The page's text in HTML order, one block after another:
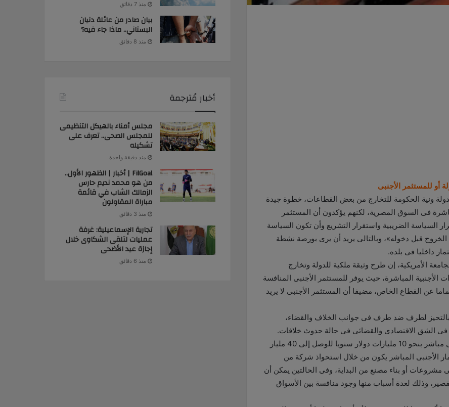
أو للمستثمر الأجنبى
ونية الحكومة للتخارج من بعض القطاعات، خطوة جيدة
فى السوق المصرية، لكنهم يؤكدون أن المستثمر
السياسة الضريبية واستقرار التشريع وأن تكون السياسة
قبل دخوله»، وبالتالى يريد أن يرى بورصة نشطة
داخليا فى بلده.
الأمريكية، إن طرح وثيقة ملكية للدولة وتخارج
المباشرة، حيث يوفر للمستثمر الأجنبى المنافسة
عن القطاع الخاص، مضيفا أن المستثمر الأجنبى لا يريد
لطرف ضد طرف فى جوانب الخلاف والقضاء،
فى الشق الاقتصادى والقضائى فى حالة حدوث خلافات.
وأوضح جنينة، أن الدولة تستهدف جذب استثمارات أجنبى مباشر بنحو 10 مليارات دولار سنويا للوصل إلى 40 مليار
أن الاستثمار الأجنبى المباشر يكون من خلال استحواذ شركة من
بحصة أكبر من 10%، أو البدء فى مشروعات أو بناء مصنع من البداية، وفى الحالتين يمكن أن
وذلك لعدة أسباب منها وجود منافسة بين الأسواق
منذ 7 دقائق
بيان صادر من عائلة دنيان
البستاني.. ماذا جاء فيه؟
منذ 8 دقائق
أخبار مُترجمة
مجلس أمناء بالهيكل التنظيمى
للمجلس الصحى.. تعرف على
تشكيله
منذ دقيقة واحدة
FilGoal | أخبار | الظهور الأول..
من هو محمد نديم حارس
الزمالك الشاب في قائمة
مباراة المقاولون
منذ 3 دقائق
تجارية الإسماعيلية: غرفة
عمليات لتلقى الشكاوى خلال
إجازة عيد الأضحى
منذ 6 دقائق